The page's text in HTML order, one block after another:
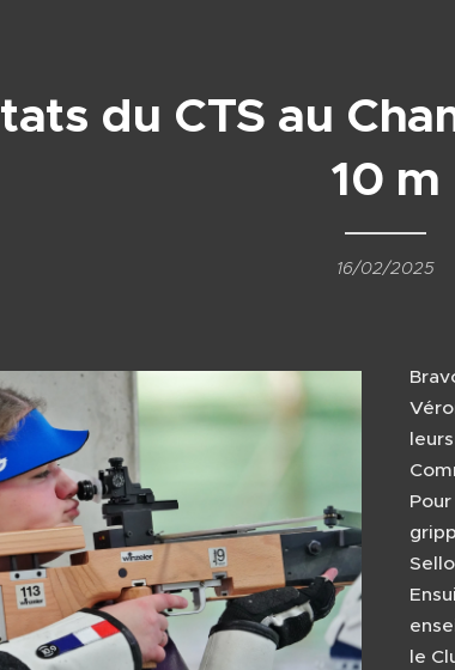
du CTS au
10 m
16/02/2025
le